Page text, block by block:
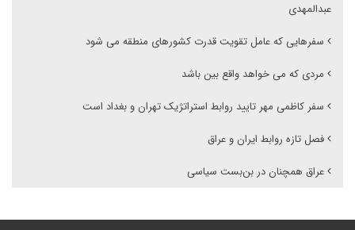
عبدالمهدی
سفرهایی که عامل تقویت قدرت کشورهای منطقه می شود
مردی که می خواهد واقع بین باشد
سفر کاظمی مهر تایید روابط استراتژیک تهران و بغداد است
فصل تازه روابط ایران و عراق
عراق همچنان در بن‌بست سیاسی